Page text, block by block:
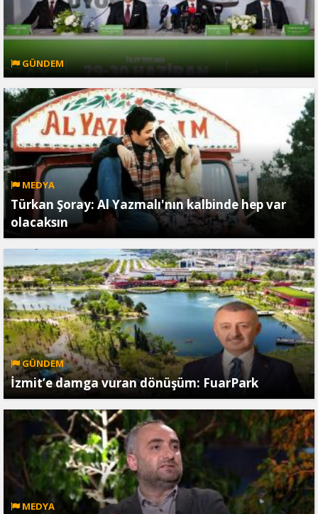
GÜNDEM
MEDYA
Türkan Şoray: Al Yazmalı'nın kalbinde hep var
olacaksın
GÜNDEM
İzmit’e damga vuran dönüşüm: FuarPark
MEDYA